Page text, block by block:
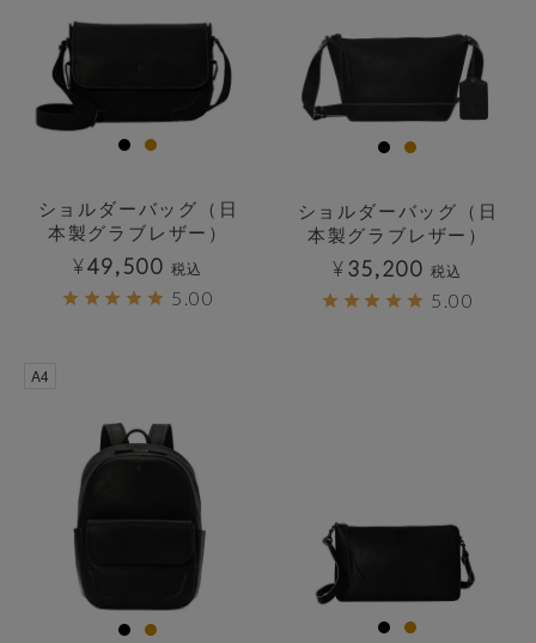
ショルダーバッグ（日
本製グラブレザー）
¥49,500 税込
5.00
ショルダーバッグ（日
本製グラブレザー）
¥35,200 税込
5.00
A4